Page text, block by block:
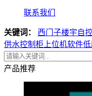
联系我们
关键词： 西门子楼宇自
供水控制柜 上位机软件
产品推荐